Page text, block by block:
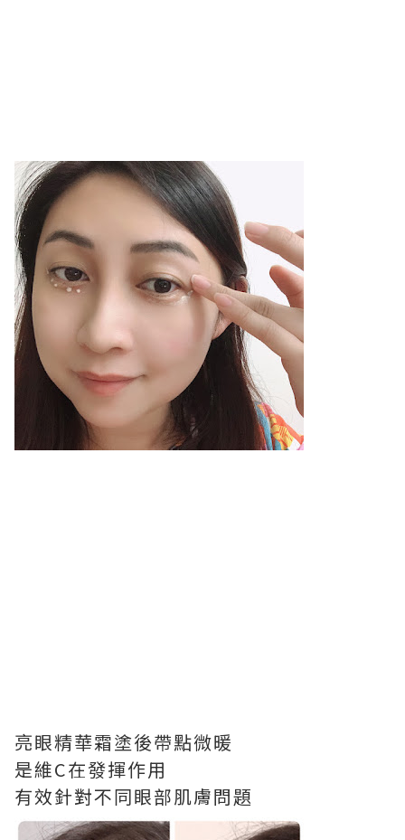
亮眼精華霜塗後帶點微暖
是維C在發揮作用
有效針對不同眼部肌膚問題